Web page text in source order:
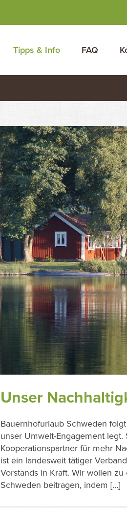
Tipps & Info FAQ
Unser
Bauernhofurlaub Schweden
unser Umwelt-Engagement
Kooperationspartner für mehr
ist ein landesweit tätiger
Vorstands in Kraft. Wir wollen
Schweden beitragen, indem […]